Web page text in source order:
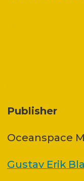
Publisher
Oceanspace
Gustav Erik